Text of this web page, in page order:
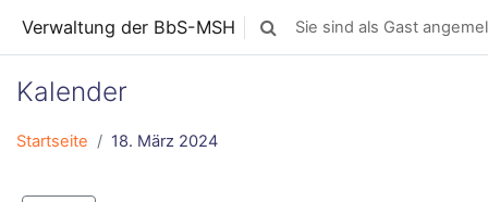
Verwaltung der BbS-MSH Sucheingabe umschalten
Sie sind als Gast
Kalender
Startseite 18. März 2024